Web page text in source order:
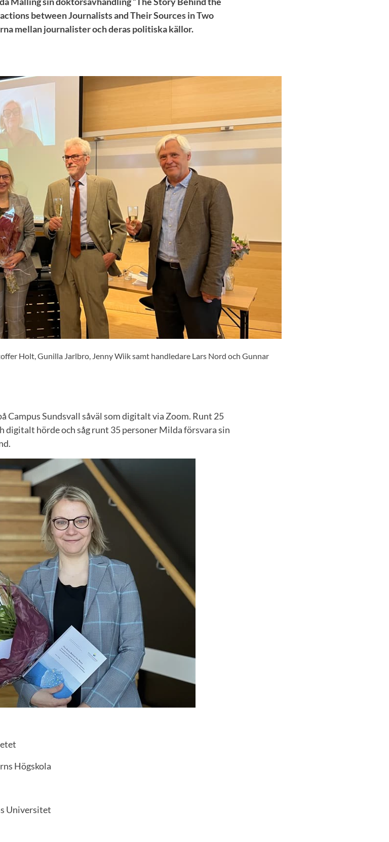
between Journalists and Their Sources in Two
mellan journalister och deras politiska källor.
Holt, Gunilla Jarlbro, Jenny Wiik samt handledare Lars Nord och Gunnar
Campus Sundsvall såväl som digitalt via Zoom. Runt 25
digitalt hörde och såg runt 35 personer Milda försvara sin
Högskola
Universitet